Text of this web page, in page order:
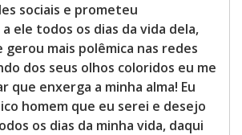
sociais e prometeu
ele todos os dias da vida dela,
gerou mais polêmica nas redes
dos seus olhos coloridos eu me
que enxerga a minha alma! Eu
homem que eu serei e desejo
os dias da minha vida, daqui